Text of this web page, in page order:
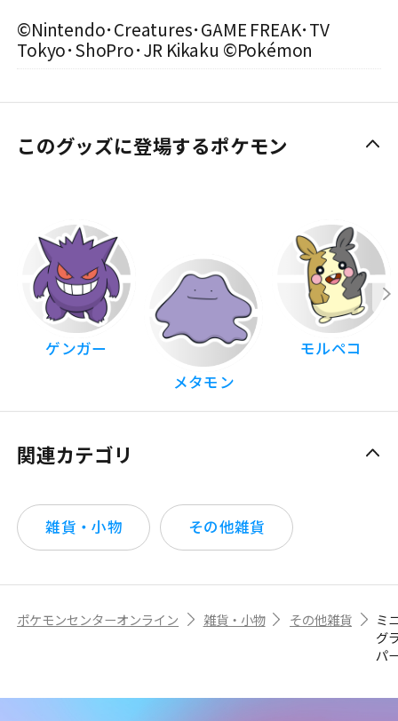
©Nintendo･Creatures･GAME FREAK･TV
Tokyo･ShoPro･JR Kikaku ©Pokémon
このグッズに登場するポケモン
ゲンガー
メタモン
モルペコ
関連カテゴリ
雑貨・小物 その他雑貨
ポケモンセンターオンライン 雑貨・小物 その他雑貨
ミ
グ
パ